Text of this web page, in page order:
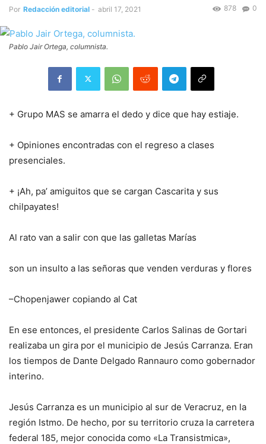
Por Redacción editorial - abril 17, 2021 0
878
Pablo Jair Ortega, columnista.
+ Grupo MAS se amarra el dedo y dice que hay estiaje.
+ Opiniones encontradas con el regreso a clases
presenciales.
+ ¡Ah, pa’ amiguitos que se cargan Cascarita y sus
chilpayates!
Al rato van a salir con que las galletas Marías
son un insulto a las señoras que venden verduras y flores
–Chopenjawer copiando al Cat
En ese entonces, el presidente Carlos Salinas de Gortari
realizaba un gira por el municipio de Jesús Carranza. Eran
los tiempos de Dante Delgado Rannauro como gobernador
interino.
Jesús Carranza es un municipio al sur de Veracruz, en la
región Istmo. De hecho, por su territorio cruza la carretera
federal 185, mejor conocida como «La Transistmica»,